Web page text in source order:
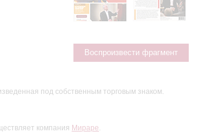
Воспроизвести фрагмент
под собственным торговым знаком.
компания Мираре.